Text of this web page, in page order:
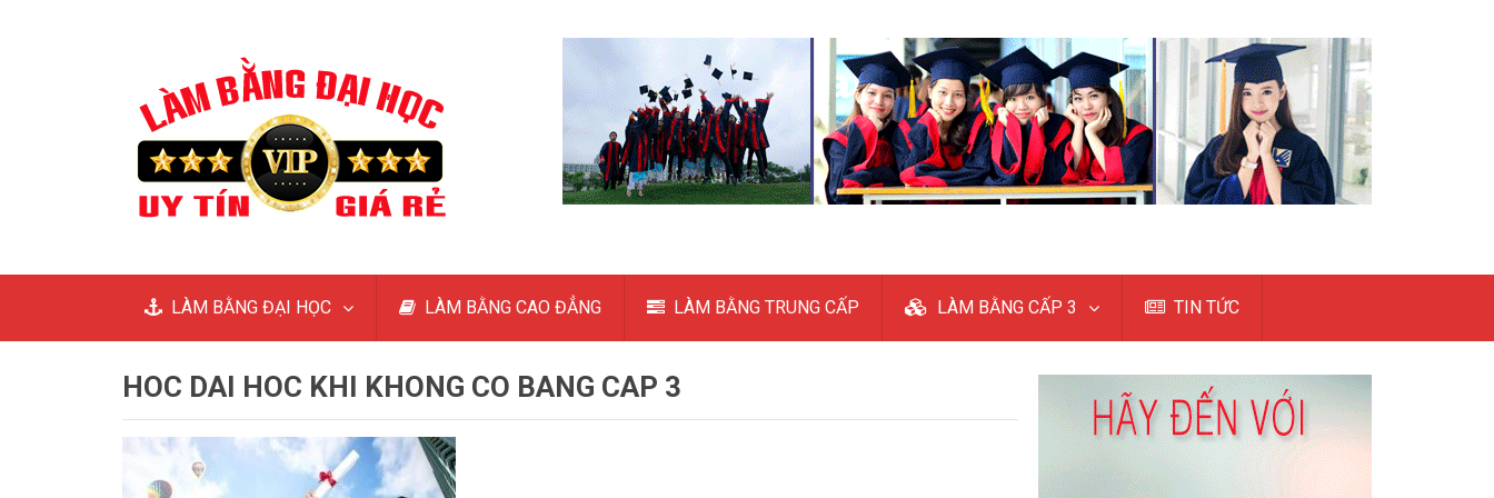
LÀM BẰNG ĐẠI HỌC LÀM BẰNG CAO ĐẲNG LÀM BẰNG TRUNG CẤP LÀM BẰNG CẤP 3 TIN TỨC
HOC DAI HOC KHI KHONG CO BANG CAP 3